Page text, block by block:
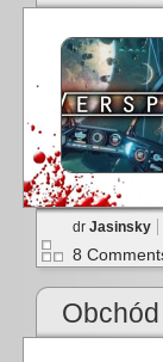
dr Jasinsky
8